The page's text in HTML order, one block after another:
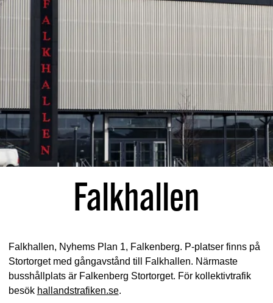
Falkhallen
Falkhallen, Nyhems Plan 1, Falkenberg. P-platser finns på
Stortorget med gångavstånd till Falkhallen. Närmaste
busshållplats är Falkenberg Stortorget. För kollektivtrafik
besök hallandstrafiken.se.